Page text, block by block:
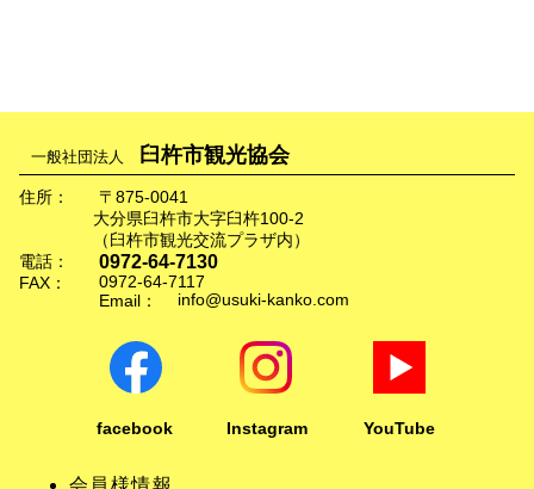
一般社団法人 臼杵市観光協会
住所：
〒875-0041
大分県臼杵市大字臼杵100-2
（臼杵市観光交流プラザ内）
電話：
0972-64-7130
FAX：
0972-64-7117
Email：
info@usuki-kanko.com
facebook Instagram YouTube
会員様情報